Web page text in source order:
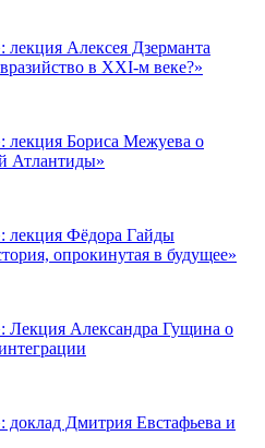
лекция Алексея Дзерманта
в XXI-м веке?»
лекция Бориса Межуева о
Атлантиды»
лекция Фёдора Гайды
опрокинутая в будущее»
Лекция Александра Гущина о
доклад Дмитрия Евстафьева и